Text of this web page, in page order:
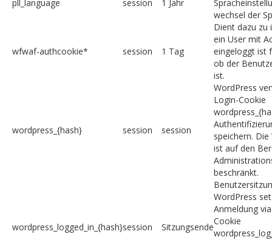
pll_language session 1 Jahr
wechsel der
wfwaf-authcookie* session 1 Tag
Dient dazu zu
ein User mit
eingeloggt ist
ob der
ist.
wordpress_{hash} session session
WordPress
Login-Cookie
speichern.
ist auf den
beschränkt.
wordpress_logged_in_{hash}session Sitzungsende
WordPress
Anmeldung
Cookie